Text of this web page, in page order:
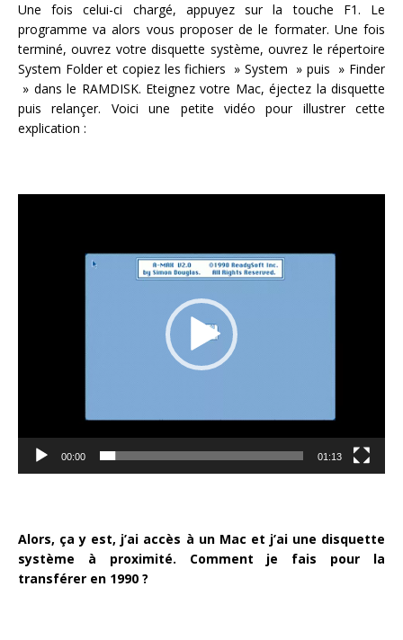
Une fois celui-ci chargé, appuyez sur la touche F1. Le
programme va alors vous proposer de le formater. Une fois
terminé, ouvrez votre disquette système, ouvrez le répertoire
System Folder et copiez les fichiers » System » puis » Finder
» dans le RAMDISK. Eteignez votre Mac, éjectez la disquette
puis relançer. Voici une petite vidéo pour illustrer cette
explication :
00:00 01:13
Alors, ça y est, j’ai accès à un Mac et j’ai une disquette
système à proximité. Comment je fais pour la
transférer en 1990 ?